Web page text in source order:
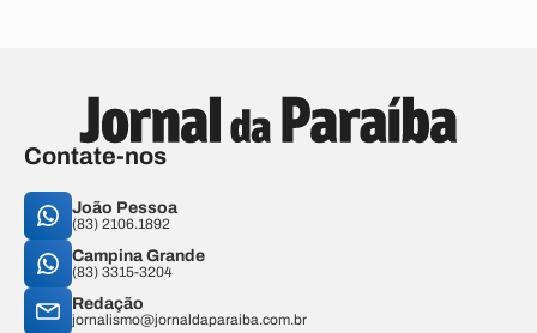
Contate-nos
João Pessoa
(83) 2106.1892
Campina Grande
(83) 3315-3204
Redação
jornalismo@jornaldaparaiba.com.br